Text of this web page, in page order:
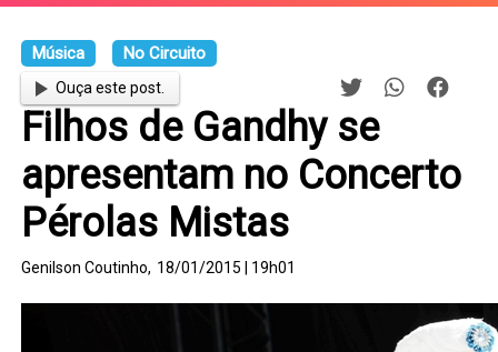
Música No Circuito
Ouça este post.
Filhos de Gandhy se
apresentam no Concerto
Pérolas Mistas
Genilson Coutinho, 18/01/2015 | 19h01